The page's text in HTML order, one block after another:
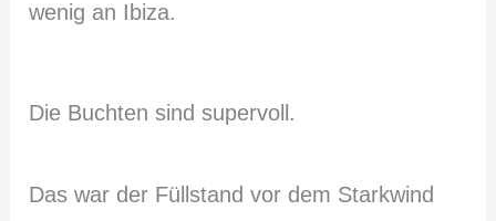
wenig an Ibiza.
Die Buchten sind supervoll.
Das war der Füllstand vor dem Starkwind